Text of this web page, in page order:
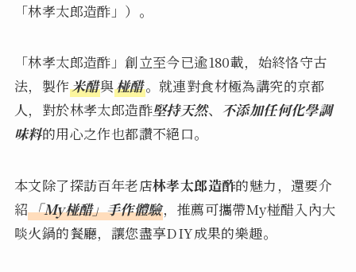
「林孝太郎造酢」）。
「林孝太郎造酢」創立至今已逾180載，始終恪守古
法，製作米醋與椪醋。就連對食材極為講究的京都
人，對於林孝太郎造酢堅持天然、 不添加任何化學調
味料的用心之作也都讚不絕口。
本文除了探訪百年老店林孝太郎造酢的魅力，還要介
紹「My椪醋」手作體驗，推薦可攜帶My椪醋入內大
啖火鍋的餐廳，讓您盡享DIY成果的樂趣。